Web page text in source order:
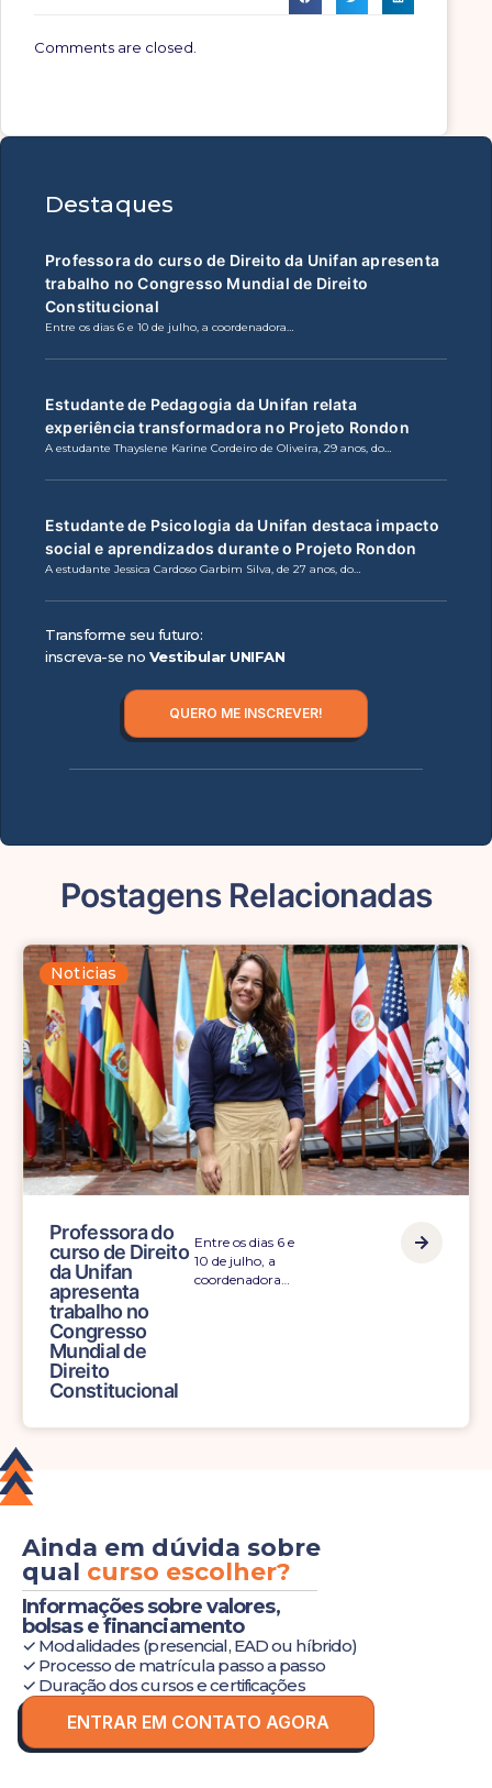
Comments are closed.
Destaques
Professora do curso de Direito da Unifan apresenta
trabalho no Congresso Mundial de Direito
Constitucional
Entre os dias 6 e 10 de julho, a coordenadora…
Estudante de Pedagogia da Unifan relata
experiência transformadora no Projeto Rondon
A estudante Thayslene Karine Cordeiro de Oliveira, 29 anos, do…
Estudante de Psicologia da Unifan destaca impacto
social e aprendizados durante o Projeto Rondon
A estudante Jessica Cardoso Garbim Silva, de 27 anos, do…
Transforme seu futuro:
inscreva-se no Vestibular UNIFAN
QUERO ME INSCREVER!
Postagens Relacionadas
Noticias
“Oportunidade
única de
crescimento
pessoal,
profissional e
humano”, diz
aluna
participante
do Projeto
A participação da
acadêmica de
Enfermagem do Centro
Ainda em dúvida sobre
qual curso escolher?
Informações sobre valores,
bolsas e financiamento
✓ Modalidades (presencial, EAD ou híbrido)
✓ Processo de matrícula passo a passo
✓ Duração dos cursos e certificações
ENTRAR EM CONTATO AGORA